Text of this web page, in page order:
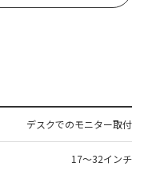
デスクでのモニター取付
17～32インチ